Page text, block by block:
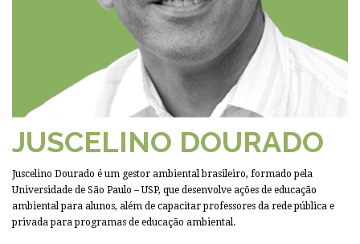
JUSCELINO DOURADO
Juscelino Dourado é um gestor ambiental brasileiro, formado pela
Universidade de São Paulo – USP, que desenvolve ações de educação
ambiental para alunos, além de capacitar professores da rede pública e
privada para programas de educação ambiental.